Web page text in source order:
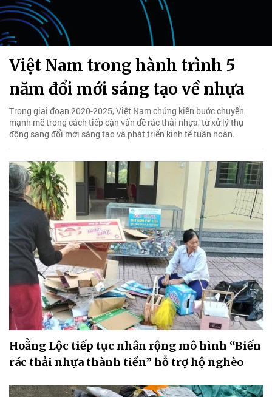
Việt Nam trong hành trình 5
năm đổi mới sáng tạo về nhựa
Trong giai đoạn 2020-2025, Việt Nam chứng kiến bước chuyển
mạnh mẽ trong cách tiếp cận vấn đề rác thải nhựa, từ xử lý thụ
động sang đổi mới sáng tạo và phát triển kinh tế tuần hoàn.
Hoằng Lộc tiếp tục nhân rộng mô hình “Biến
rác thải nhựa thành tiền” hỗ trợ hộ nghèo